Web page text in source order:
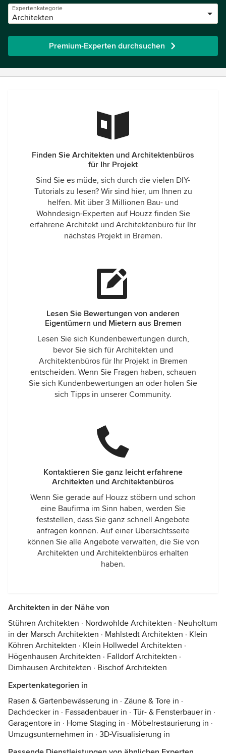
Expertenkategorie
Architekten
Premium-Experten durchsuchen
Finden Sie Architekten und Architektenbüros
für Ihr Projekt
Sind Sie es müde, sich durch die vielen DIY-
Tutorials zu lesen? Wir sind hier, um Ihnen zu
helfen. Mit über 3 Millionen Bau- und
Wohndesign-Experten auf Houzz finden Sie
erfahrene Architekt und Architektenbüro für Ihr
nächstes Projekt in Bremen.
Lesen Sie Bewertungen von anderen
Eigentümern und Mietern aus Bremen
Lesen Sie sich Kundenbewertungen durch,
bevor Sie sich für Architekten und
Architektenbüros für Ihr Projekt in Bremen
entscheiden. Wenn Sie Fragen haben, schauen
Sie sich Kundenbewertungen an oder holen Sie
sich Tipps in unserer Community.
Kontaktieren Sie ganz leicht erfahrene
Architekten und Architektenbüros
Wenn Sie gerade auf Houzz stöbern und schon
eine Baufirma im Sinn haben, werden Sie
feststellen, dass Sie ganz schnell Angebote
anfragen können. Auf einer Übersichtsseite
können Sie alle Angebote verwalten, die Sie von
Architekten und Architektenbüros erhalten
haben.
Architekten in der Nähe von
Stühren Architekten · Nordwohlde Architekten · Neuholtum
in der Marsch Architekten · Mahlstedt Architekten · Klein
Köhren Architekten · Klein Hollwedel Architekten ·
Högenhausen Architekten · Falldorf Architekten ·
Dimhausen Architekten · Bischof Architekten
Expertenkategorien in
Rasen & Gartenbewässerung in · Zäune & Tore in ·
Dachdecker in · Fassadenbauer in · Tür- & Fensterbauer in ·
Garagentore in · Home Staging in · Möbelrestaurierung in ·
Umzugsunternehmen in · 3D-Visualisierung in